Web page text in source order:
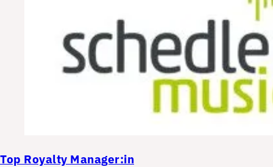
Top Royalty Manager:in